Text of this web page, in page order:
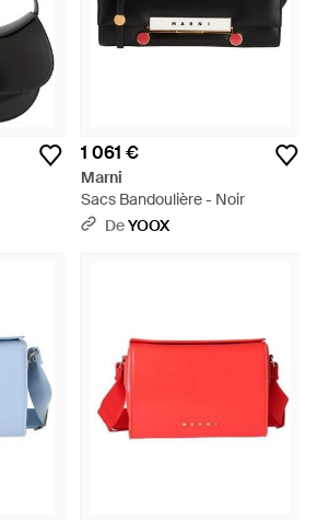
1 061 €
Marni
Sacs Bandoulière - Noir
DeYOOX